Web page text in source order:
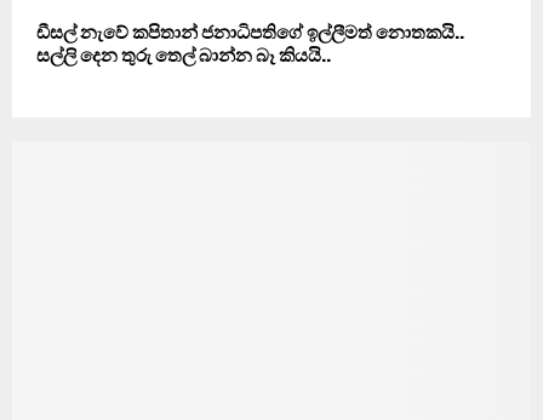
ඩීසල් නැවේ කපිතාන් ජනාධිපතිගේ ඉල්ලීමත් නොතකයි..
සල්ලි දෙන තුරු තෙල් බාන්න බෑ කියයි..